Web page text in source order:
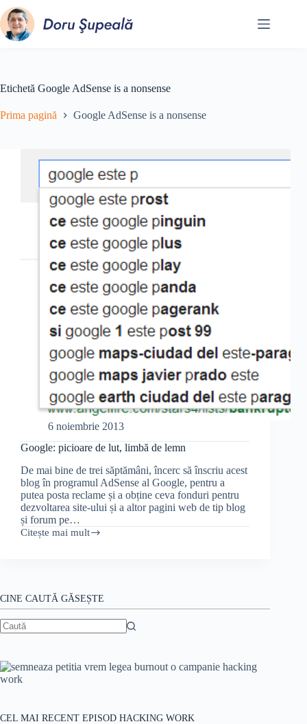
Sari
la
conținut
Etichetă Google AdSense is a nonsense
Prima pagină Google AdSense is a nonsense
6 noiembrie 2013
Google: picioare de lut, limbă de lemn
De mai bine de trei săptămâni, încerc să înscriu acest
blog în programul AdSense al Google, pentru a
putea posta reclame și a obține ceva fonduri pentru
dezvoltarea site-ului și a altor pagini web de tip blog
și forum pe…
Citește mai mult
Google:
de
lemn
CINE CAUTĂ GĂSEȘTE
CEL MAI RECENT EPISOD HACKING WORK